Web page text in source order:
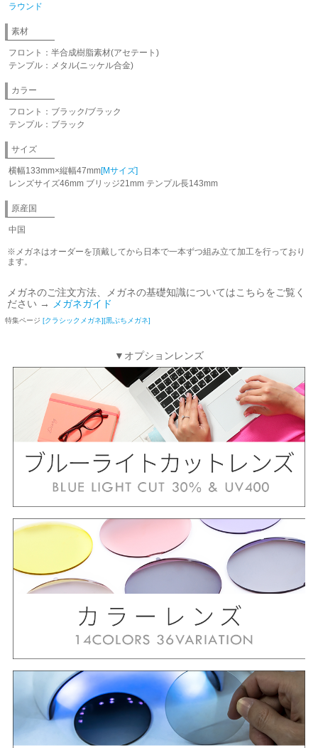
ラウンド
素材
フロント：半合成樹脂素材(アセテート)
テンプル：メタル(ニッケル合金)
カラー
フロント：ブラック/ブラック
テンプル：ブラック
サイズ
横幅133mm×縦幅47mm[Mサイズ]
レンズサイズ46mm ブリッジ21mm テンプル長143mm
原産国
中国
※メガネはオーダーを頂戴してから日本で一本ずつ組み立て加工を行っており
ます。
メガネのご注文方法、メガネの基礎知識についてはこちらをご覧く
ださい →
メガネガイド
特集ページ [クラシックメガネ][黒ぶちメガネ]
▼オプションレンズ